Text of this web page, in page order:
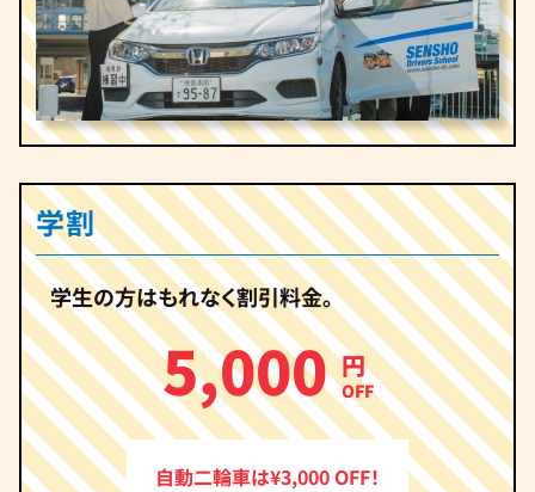
学割
学生の方はもれなく割引料金。
5,000 円
OFF
自動二輪車は¥3,000 OFF！